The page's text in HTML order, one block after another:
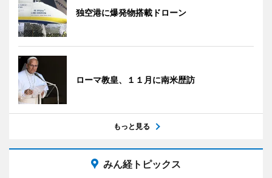
独空港に爆発物搭載ドローン
ローマ教皇、１１月に南米歴訪
もっと見る
みん経トピックス